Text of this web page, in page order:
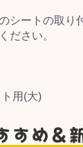
シートの取り
ださい。
用(大)